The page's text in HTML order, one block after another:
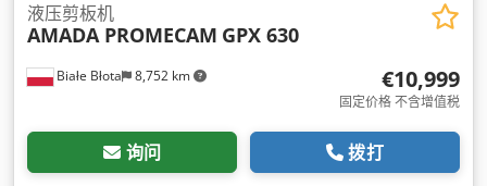
Białe Błota 8,752 km
液压剪板机
AMADA PROMECAM GPX 630
€10,999
固定价格 不含增值税
询问 拨打